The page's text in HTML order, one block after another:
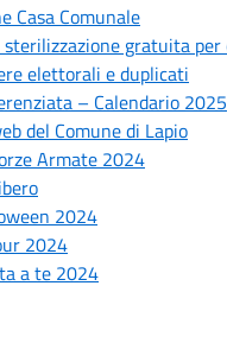
Casa Comunale
sterilizzazione gratuita
elettorali e duplicati
– Calendario 2025
del Comune di Lapio
Armate 2024
2024
2024
a te 2024